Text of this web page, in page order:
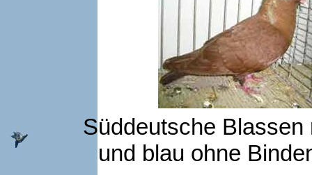
Süddeutsche
und blau ohne